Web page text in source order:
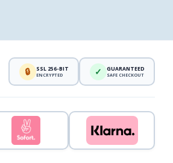
🔒 SSL 256-BIT
ENCRYPTED ✓ GUARANTEED
SAFE CHECKOUT